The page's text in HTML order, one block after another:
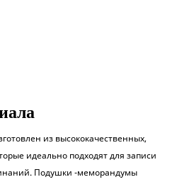
из высококачественных,
идеально подходят для записи
Подушки -меморандумы